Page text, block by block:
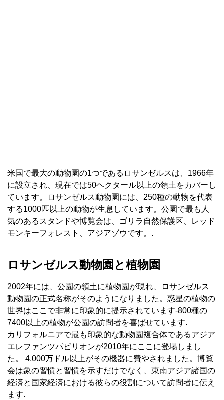
米国で最大の動物園の1つであるロサンゼルスは、1966年
に設立され、現在では50ヘクタール以上の領土をカバーし
ています。ロサンゼルス動物園には、250種の動物を代表
する1000匹以上の動物が生息しています。公園で最も人
気のあるスタンドや博覧会は、ゴリラ自然保護区、レッド
モンキーフォレスト、アジアゾウです。.
ロサンゼルス動物園と植物園
2002年には、公園の領土に植物園が現れ、ロサンゼルス
動物園の正式名称がそのようになりました。惑星の植物の
世界はここで非常に印象的に提示されています-800種の
7400以上の植物が公園の訪問者を喜ばせています.
カリフォルニアで最も印象的な動物園複合体であるアジア
エレファンツパビリオンが2010年にここに登場しまし
た。 4,000万ドル以上がその機器に費やされました。博覧
会は象の習慣と習慣を示すだけでなく、東南アジア諸国の
経済と国家経済における彼らの役割について訪問者に伝え
ます.